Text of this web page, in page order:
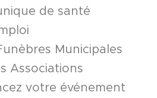
de santé
Municipales
Associations
votre événement